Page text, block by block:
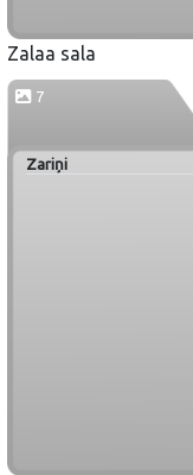
Zalaa sala
7
Zariņi